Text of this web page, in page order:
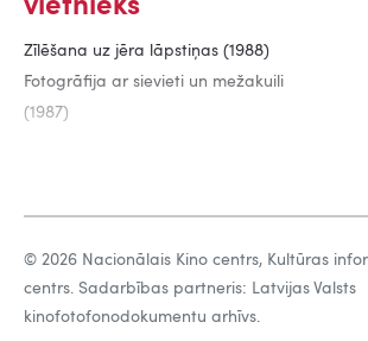
vietnieks
Zīlēšana uz jēra lāpstiņas (1988)
Fotogrāfija ar sievieti un mežakuili
(1987)
© 2026 Nacionālais Kino centrs, Kultūras
centrs. Sadarbības partneris: Latvijas Valsts
kinofotofonodokumentu arhīvs.